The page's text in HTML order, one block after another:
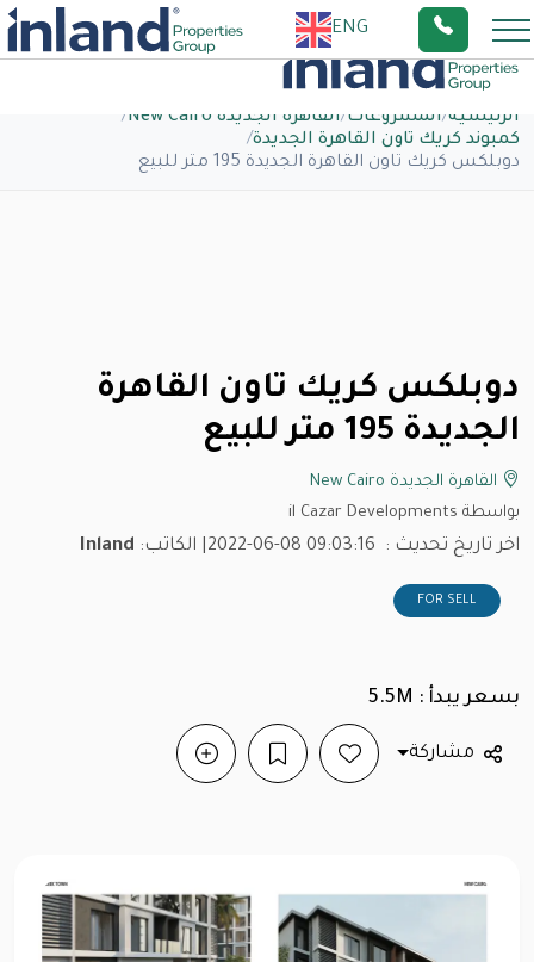
ENG
الرئيسية/المشروعات/القاهرة الجديدة New Cairo
/
كمبوند كريك تاون القاهرة الجديدة/
دوبلكس كريك تاون القاهرة الجديدة 195 متر للبيع
دوبلكس كريك تاون القاهرة
الجديدة 195 متر للبيع
القاهرة الجديدة New Cairo
بواسطة il Cazar Developments
اخر تاريخ تحديث : 2022-06-08 09:03:16 | الكاتب: Inland
FOR SELL
بسعر يبدأ : 5.5M
مشاركة